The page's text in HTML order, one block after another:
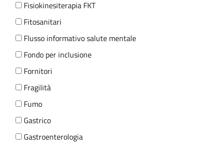
Fisiokinesiterapia FKT
Fitosanitari
Flusso informativo salute mentale
Fondo per inclusione
Fornitori
Fragilità
Fumo
Gastrico
Gastroenterologia